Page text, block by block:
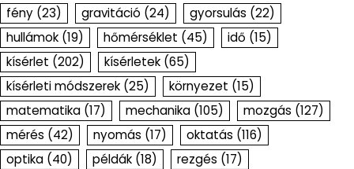
fény (23) gravitáció (24) gyorsulás (22)
hullámok (19) hőmérséklet (45) idő (15)
kísérlet (202) kísérletek (65)
kísérleti módszerek (25) környezet (15)
matematika (17) mechanika (105) mozgás (127)
mérés (42) nyomás (17) oktatás (116)
optika (40) példák (18) rezgés (17)